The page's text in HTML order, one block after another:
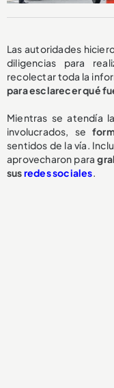
Las autoridades
diligencias para
recolectar toda la
para esclarecer qué
Mientras se atendía
involucrados, se
sentidos de la vía.
aprovecharon para
susredes sociales.